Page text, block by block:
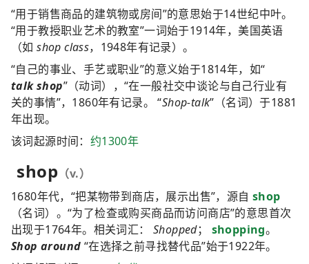
“用于销售商品的建筑物或房间”的意思始于14世纪中叶。
“用于教授职业艺术的教室”一词始于1914年，美国英语
（如shop class，1948年有记录）。
“自己的事业、手艺或职业”的意义始于1814年，如“
talk shop”（动词），“在一般社交中谈论与自己行业有
关的事情”，1860年有记录。 “Shop-talk”（名词）于1881
年出现。
该词起源时间： 约1300年
shop （v.）
1680年代，“把某物带到商店，展示出售”，源自 shop
（名词）。“为了检查或购买商品而访问商店”的意思首次
出现于1764年。相关词汇： Shopped； shopping。
Shop around “在选择之前寻找替代品”始于1922年。